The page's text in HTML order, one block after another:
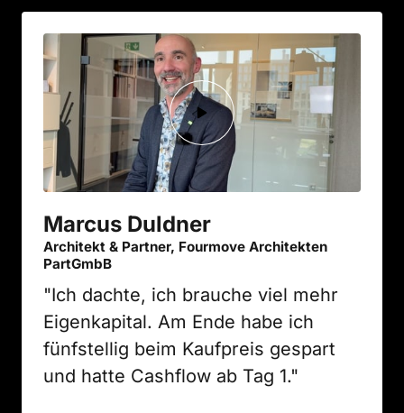
Marcus Duldner
Architekt & Partner, Fourmove Architekten
PartGmbB
"Ich dachte, ich brauche viel mehr
Eigenkapital. Am Ende habe ich
fünfstellig beim Kaufpreis gespart
und hatte Cashflow ab Tag 1."